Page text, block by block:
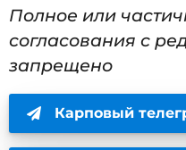
Полное или
согласования с
запрещено
Карповый